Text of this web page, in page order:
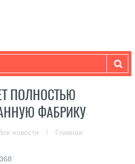
ПОЛНОСТЬЮ
ФАБРИКУ
новости / Главная